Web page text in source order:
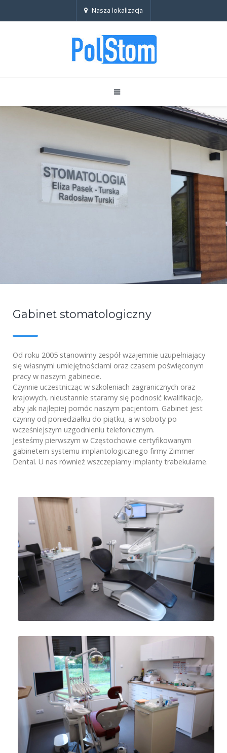
Nasza lokalizacja
Gabinet stomatologiczny
Od roku 2005 stanowimy zespół wzajemnie uzupełniający
się własnymi umiejętnościami oraz czasem poświęconym
pracy w naszym gabinecie.
Czynnie uczestnicząc w szkoleniach zagranicznych oraz
krajowych, nieustannie staramy się podnosić kwalifikacje,
aby jak najlepiej pomóc naszym pacjentom. Gabinet jest
czynny od poniedziałku do piątku, a w soboty po
wcześniejszym uzgodnieniu telefonicznym.
Jesteśmy pierwszym w Częstochowie certyfikowanym
gabinetem systemu implantologicznego firmy Zimmer
Dental. U nas również wszczepiamy implanty trabekularne.